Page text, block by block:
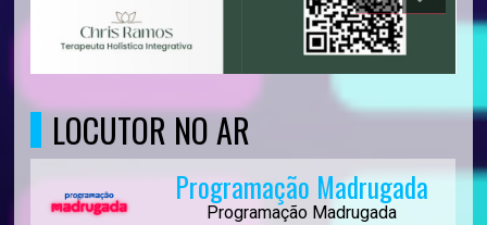
LOCUTOR NO AR
Programação Madrugada
Programação Madrugada